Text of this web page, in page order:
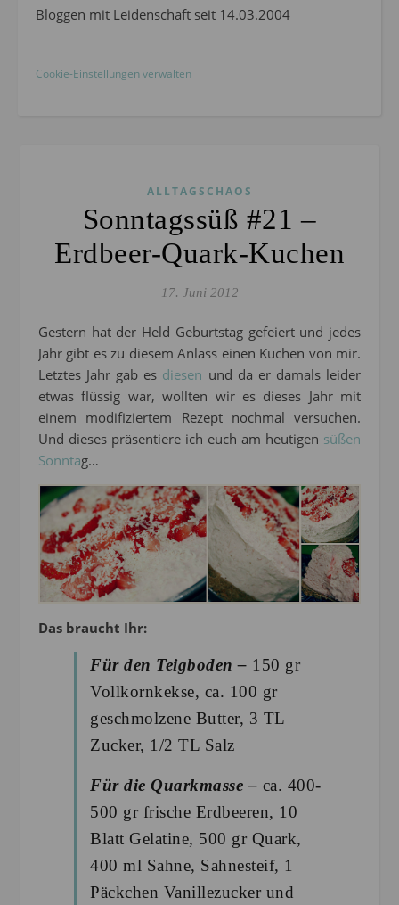
Bloggen mit Leidenschaft seit 14.03.2004
Cookie-Einstellungen verwalten
ALLTAGSCHAOS
Sonntagssüß #21 –
Erdbeer-Quark-Kuchen
17. Juni 2012
Gestern hat der Held Geburtstag gefeiert und jedes
Jahr gibt es zu diesem Anlass einen Kuchen von mir.
Letztes Jahr gab es diesen und da er damals leider
etwas flüssig war, wollten wir es dieses Jahr mit
einem modifiziertem Rezept nochmal versuchen.
Und dieses präsentiere ich euch am heutigen süßen
Sonntag…
Das braucht Ihr:
Für den Teigboden – 150 gr
Vollkornkekse, ca. 100 gr
geschmolzene Butter, 3 TL
Zucker, 1/2 TL Salz
Für die Quarkmasse – ca. 400-
500 gr frische Erdbeeren, 10
Blatt Gelatine, 500 gr Quark,
400 ml Sahne, Sahnesteif, 1
Päckchen Vanillezucker und